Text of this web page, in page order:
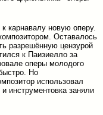
карнавалу новую оперу.
Оставалось
разрешённую цензурой
к Паизиелло за
оперы молодого
Но
использовал
инструментовка заняли